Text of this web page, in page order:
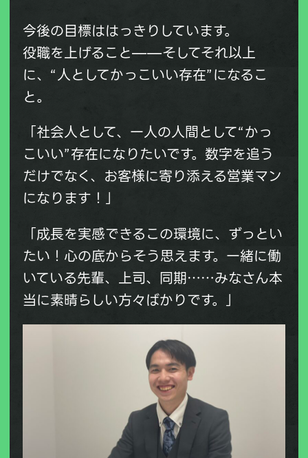
今後の目標ははっきりしています。
役職を上げること——そしてそれ以上
に、“人としてかっこいい存在”になるこ
と。
「社会人として、一人の人間として“かっ
こいい”存在になりたいです。数字を追う
だけでなく、お客様に寄り添える営業マン
になります！」
「成長を実感できるこの環境に、ずっとい
たい！心の底からそう思えます。一緒に働
いている先輩、上司、同期……みなさん本
当に素晴らしい方々ばかりです。」